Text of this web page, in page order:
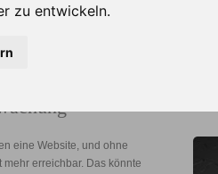
zu entwickeln.
eine Website, und ohne
erreichbar. Das könnte